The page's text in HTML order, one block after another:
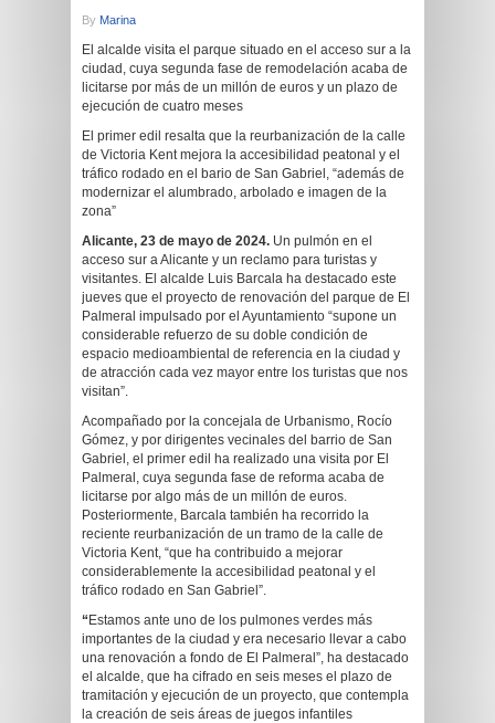
By Marina
El alcalde visita el parque situado en el acceso sur a la
ciudad, cuya segunda fase de remodelación acaba de
licitarse por más de un millón de euros y un plazo de
ejecución de cuatro meses
El primer edil resalta que la reurbanización de la calle
de Victoria Kent mejora la accesibilidad peatonal y el
tráfico rodado en el bario de San Gabriel, “además de
modernizar el alumbrado, arbolado e imagen de la
zona”
Alicante, 23 de mayo de 2024. Un pulmón en el
acceso sur a Alicante y un reclamo para turistas y
visitantes. El alcalde Luis Barcala ha destacado este
jueves que el proyecto de renovación del parque de El
Palmeral impulsado por el Ayuntamiento “supone un
considerable refuerzo de su doble condición de
espacio medioambiental de referencia en la ciudad y
de atracción cada vez mayor entre los turistas que nos
visitan”.
Acompañado por la concejala de Urbanismo, Rocío
Gómez, y por dirigentes vecinales del barrio de San
Gabriel, el primer edil ha realizado una visita por El
Palmeral, cuya segunda fase de reforma acaba de
licitarse por algo más de un millón de euros.
Posteriormente, Barcala también ha recorrido la
reciente reurbanización de un tramo de la calle de
Victoria Kent, “que ha contribuido a mejorar
considerablemente la accesibilidad peatonal y el
tráfico rodado en San Gabriel”.
“ Estamos ante uno de los pulmones verdes más
importantes de la ciudad y era necesario llevar a cabo
una renovación a fondo de El Palmeral”, ha destacado
el alcalde, que ha cifrado en seis meses el plazo de
tramitación y ejecución de un proyecto, que contempla
la creación de seis áreas de juegos infantiles